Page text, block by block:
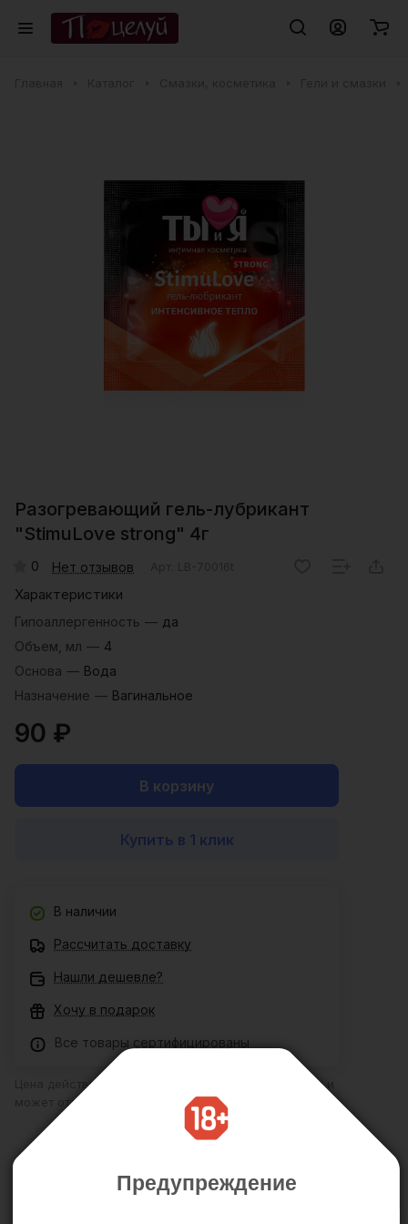
Разогревающий гель-лубрикант
"StimuLove strong" 4г
0 Нет отзывов
Характеристики
Гипоаллергенность — да
Объем, мл — 4
Основа — Вода
Назначение — Вагинальное
90 ₽
В корзину
Купить в 1 клик
В наличии
Рассчитать доставку
Нашли дешевле?
Хочу в подарок
Все товары сертифицированы
Цена действительна только для интернет-магазина и
может отличаться от цен в розничных магазинах
Описание
Предупреждение